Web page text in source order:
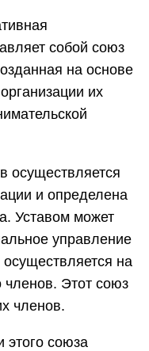
собой союз
на основе
их
осуществляется
и определена
Уставом может
управление
на
членов. Этот союз
членов.
этого союза